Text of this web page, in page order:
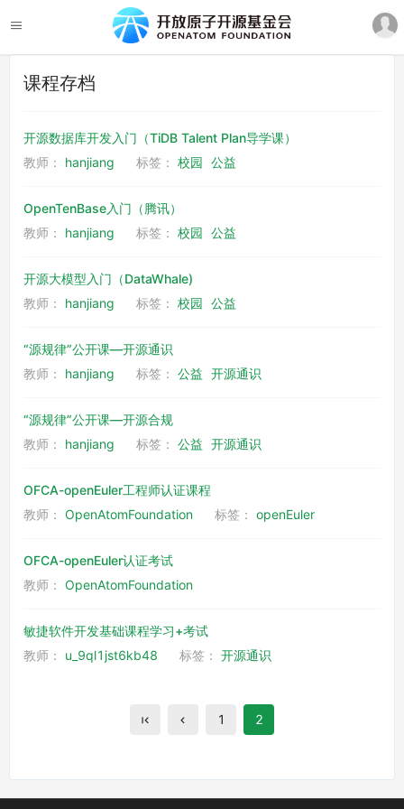
课程存档
开源数据库开发入门（TiDB Talent Plan导学课）
教师： hanjiang 标签： 校园 公益
OpenTenBase入门（腾讯）
教师： hanjiang 标签： 校园 公益
开源大模型入门（DataWhale)
教师： hanjiang 标签： 校园 公益
“源规律”公开课—开源通识
教师： hanjiang 标签： 公益 开源通识
“源规律”公开课—开源合规
教师： hanjiang 标签： 公益 开源通识
OFCA-openEuler工程师认证课程
教师： OpenAtomFoundation 标签： openEuler
OFCA-openEuler认证考试
教师： OpenAtomFoundation
敏捷软件开发基础课程学习+考试
教师： u_9ql1jst6kb48 标签： 开源通识
1 2